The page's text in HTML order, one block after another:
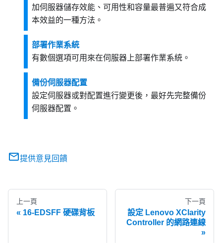
加伺服器儲存效能、可用性和容量最普遍又符合成
本效益的一種方法。
部署作業系統
有數個選項可用來在伺服器上部署作業系統。
備份伺服器配置
設定伺服器或對配置進行變更後，最好先完整備份
伺服器配置。
提供意見回饋
上一頁
16-EDSFF 硬碟背板
下一頁
設定 Lenovo XClarity
Controller 的網路連線